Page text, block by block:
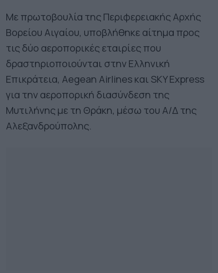
Με πρωτοβουλία της Περιφερειακής Αρχής
Βορείου Αιγαίου, υποβλήθηκε αίτημα προς
τις δύο αεροπορικές εταιρίες που
δραστηριοποιούνται στην Ελληνική
Επικράτεια, Aegean Airlines και SKY Express
για την αεροπορική διασύνδεση της
Μυτιλήνης με τη Θράκη, μέσω του Α/Δ της
Αλεξανδρούπολης.